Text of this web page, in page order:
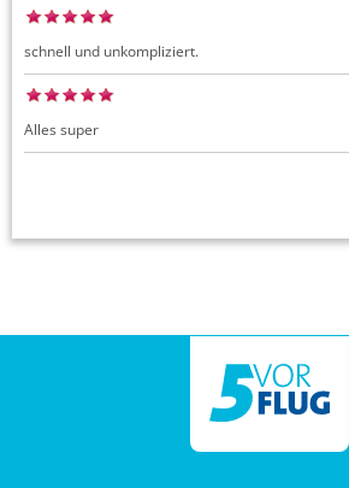
schnell und unkompliziert.
Alles super